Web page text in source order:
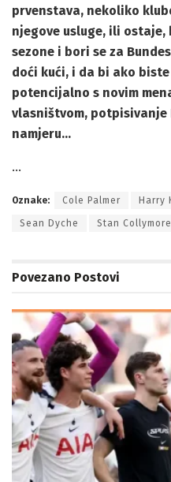
prvenstava, nekoliko
njegove usluge, ili ostaje,
sezone i bori se za
doći kući, i da bi ako
potencijalno s novim
vlasništvom,
namjeru…
…
Oznake: Cole Palmer Harry
Sean Dyche Stan Collymore
Povezano Postovi